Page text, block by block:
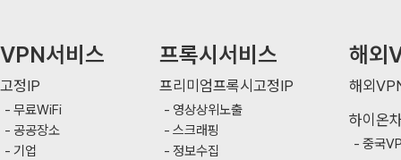
VPN서비스
고정IP
무료WiFi
공공장소
기업
프록시서비스
프리미엄프록시고정IP
영상상위노출
스크래핑
정보수집
해외
해외
하이온
중국